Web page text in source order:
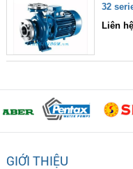
32
Liên
GIỚI THIỆU